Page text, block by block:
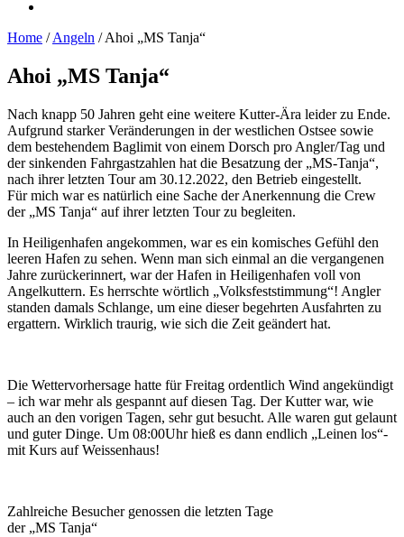
Home /Angeln /Ahoi „MS Tanja“
Ahoi „MS Tanja“
Nach knapp 50 Jahren geht eine weitere Kutter-Ära leider zu Ende.
Aufgrund starker Veränderungen in der westlichen Ostsee sowie
dem bestehendem Baglimit von einem Dorsch pro Angler/Tag und
der sinkenden Fahrgastzahlen hat die Besatzung der „MS-Tanja“,
nach ihrer letzten Tour am 30.12.2022, den Betrieb eingestellt.
Für mich war es natürlich eine Sache der Anerkennung die Crew
der „MS Tanja“ auf ihrer letzten Tour zu begleiten.
In Heiligenhafen angekommen, war es ein komisches Gefühl den
leeren Hafen zu sehen. Wenn man sich einmal an die vergangenen
Jahre zurückerinnert, war der Hafen in Heiligenhafen voll von
Angelkuttern. Es herrschte wörtlich „Volksfeststimmung“! Angler
standen damals Schlange, um eine dieser begehrten Ausfahrten zu
ergattern. Wirklich traurig, wie sich die Zeit geändert hat.
Die Wettervorhersage hatte für Freitag ordentlich Wind angekündigt
– ich war mehr als gespannt auf diesen Tag. Der Kutter war, wie
auch an den vorigen Tagen, sehr gut besucht. Alle waren gut gelaunt
und guter Dinge. Um 08:00Uhr hieß es dann endlich „Leinen los“-
mit Kurs auf Weissenhaus!
Zahlreiche Besucher genossen die letzten Tage
der „MS Tanja“